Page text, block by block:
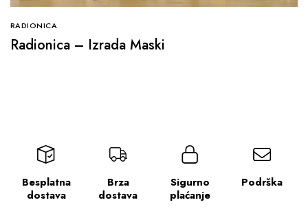
RADIONICA
Radionica – Izrada Maski
Besplatna
dostava
Brza
dostava
Sigurno
plaćanje
Podrška